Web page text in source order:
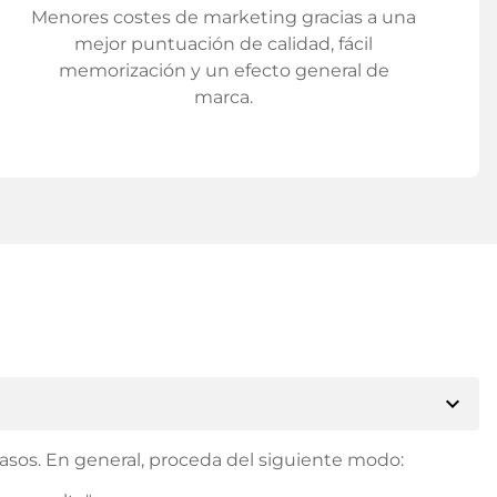
Menores costes de marketing gracias a una
mejor puntuación de calidad, fácil
memorización y un efecto general de
marca.
expand_more
En general, proceda del siguiente modo: